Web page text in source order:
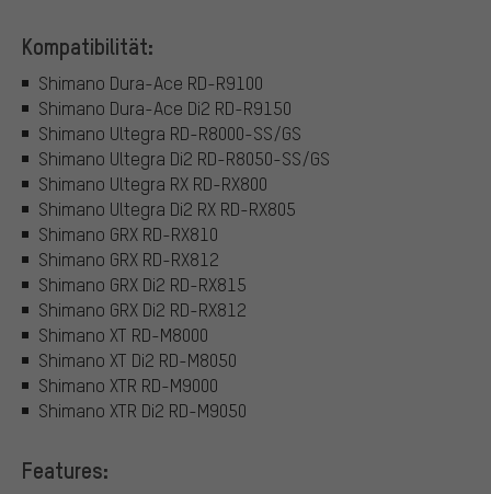
Kompatibilität:
Shimano Dura-Ace RD-R9100
Shimano Dura-Ace Di2 RD-R9150
Shimano Ultegra RD-R8000-SS/GS
Shimano Ultegra Di2 RD-R8050-SS/GS
Shimano Ultegra RX RD-RX800
Shimano Ultegra Di2 RX RD-RX805
Shimano GRX RD-RX810
Shimano GRX RD-RX812
Shimano GRX Di2 RD-RX815
Shimano GRX Di2 RD-RX812
Shimano XT RD-M8000
Shimano XT Di2 RD-M8050
Shimano XTR RD-M9000
Shimano XTR Di2 RD-M9050
Features: